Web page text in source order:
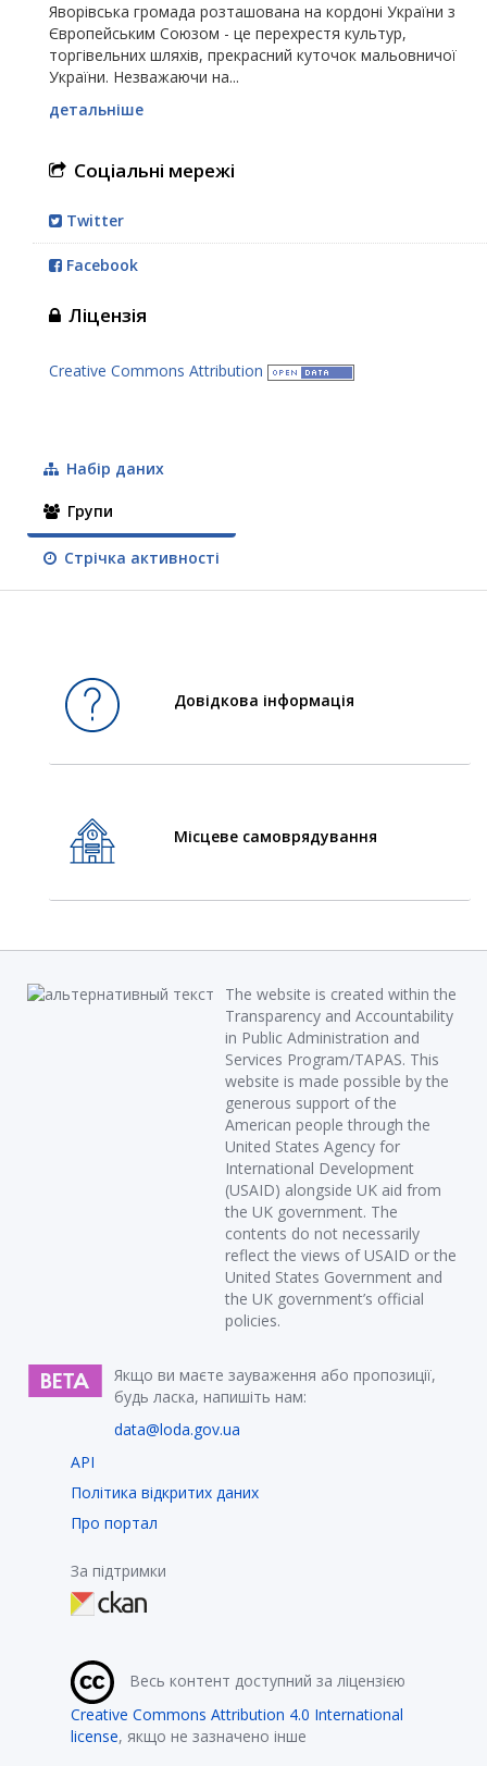
Яворівська громада розташована на кордоні України з
Європейським Союзом - це перехрестя культур,
торгівельних шляхів, прекрасний куточок мальовничої
України. Незважаючи на...
детальніше
Соціальні мережі
Twitter
Facebook
Ліцензія
Creative Commons Attribution
Набір даних
Групи
Стрічка активності
Довідкова інформація
Місцеве самоврядування
The website is created within the
Transparency and Accountability
in Public Administration and
Services Program/TAPAS. This
website is made possible by the
generous support of the
American people through the
United States Agency for
International Development
(USAID) alongside UK aid from
the UK government. The
contents do not necessarily
reflect the views of USAID or the
United States Government and
the UK government’s official
policies.
Якщо ви маєте зауваження або пропозиції,
будь ласка, напишіть нам:
data@loda.gov.ua
API
Політика відкритих даних
Про портал
За підтримки
Весь контент доступний за ліцензією
Creative Commons Attribution 4.0 International
license, якщо не зазначено інше